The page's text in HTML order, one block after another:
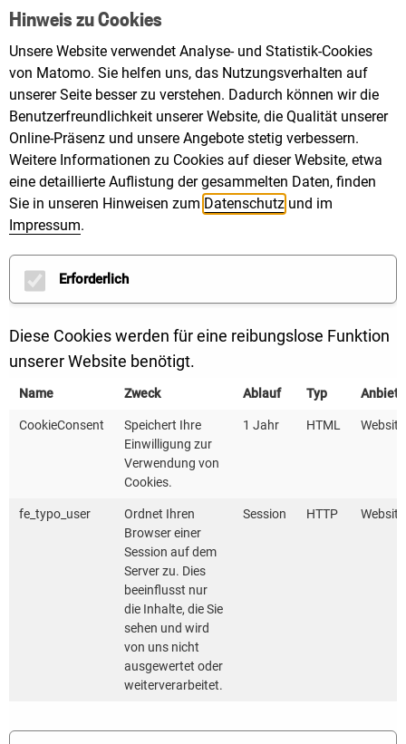
Funktion*
Gemeinderat/Gemeinderätin
Stadtrat/Stadträtin
Kreisrat/Kreisrätin
Sonstige
sonstige bitte erläutern:
Kommune/Institution *
Über welche Ansprechperson bei der
KEA-BW kam der Kontakt zustande?
Über welche Ansprechperson bei der KEA-
BW kam der Kontakt zustande?
nicht bekannt
Ansprechperson ist...
Ja, bitte nehmen Sie mich in den
Hinweis zu Cookies
Unsere Website verwendet Analyse- und Statistik-Cookies
von Matomo. Sie helfen uns, das Nutzungsverhalten auf
unserer Seite besser zu verstehen. Dadurch können wir die
Benutzerfreundlichkeit unserer Website, die Qualität unserer
Online-Präsenz und unsere Angebote stetig verbessern.
Weitere Informationen zu Cookies auf dieser Website, etwa
eine detaillierte Auflistung der gesammelten Daten, finden
Sie in unseren Hinweisen zum Datenschutz und im
Impressum.
Erforderlich
Diese Cookies werden für eine reibungslose Funktion
unserer Website benötigt.
Name Zweck Ablauf Typ
CookieConsent
Speichert Ihre
Einwilligung zur
Verwendung von
Cookies.
1 Jahr HTML Website
fe_typo_user
Ordnet Ihren
Browser einer
Session auf dem
Server zu. Dies
beeinflusst nur
die Inhalte, die Sie
sehen und wird
von uns nicht
ausgewertet oder
weiterverarbeitet.
Session HTTP Website